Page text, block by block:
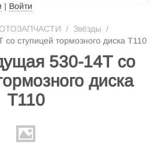
| Войти
/ Звёзды /
ступицей тормозного диска T110
530-14Т со
диска
T110